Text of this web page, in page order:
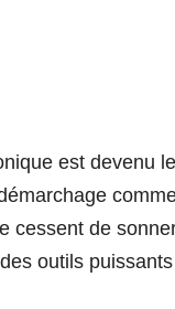
est devenu
cessent de
outils